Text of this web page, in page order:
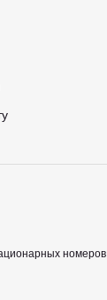
номеров